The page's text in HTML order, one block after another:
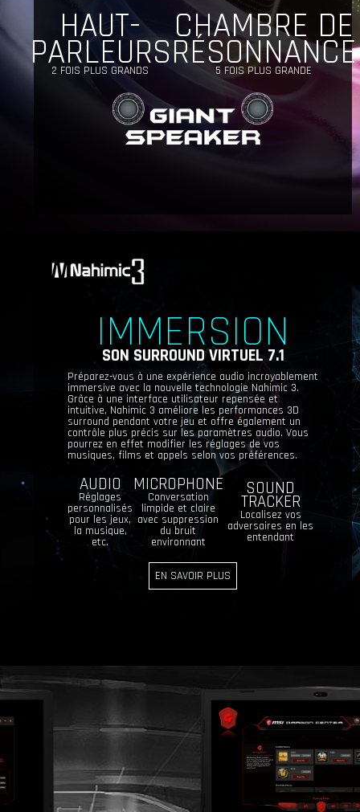
HAUT-
PARLEURS
2 FOIS PLUS GRANDS
CHAMBRE DE
RÉSONNANCE
5 FOIS PLUS GRANDE
IMMERSION
SON SURROUND VIRTUEL 7.1
Préparez-vous à une expérience audio incroyablement
immersive avec la nouvelle technologie Nahimic 3.
Grâce à une interface utilisateur repensée et
intuitive, Nahimic 3 améliore les performances 3D
surround pendant votre jeu et offre également un
contrôle plus précis sur les paramètres audio. Vous
pourrez en effet modifier les réglages de vos
musiques, films et appels selon vos préférences.
AUDIO
Réglages
personnalisés
pour les jeux,
la musique,
etc.
MICROPHONE
Conversation
limpide et claire
avec suppression
du bruit
environnant
SOUND
TRACKER
Localisez vos
adversaires en les
entendant
EN SAVOIR PLUS